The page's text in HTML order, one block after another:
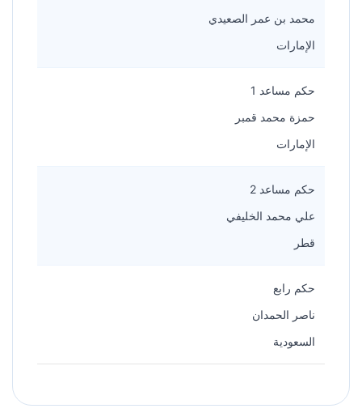
محمد بن عمر الصعيدي
الإمارات
حكم مساعد 1
حمزة محمد قمبر
الإمارات
حكم مساعد 2
علي محمد الخليفي
قطر
حكم رابع
ناصر الحمدان
السعودية